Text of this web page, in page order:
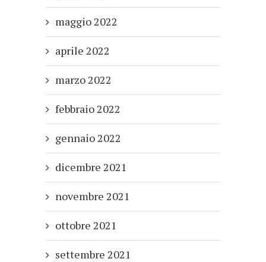
maggio 2022
aprile 2022
marzo 2022
febbraio 2022
gennaio 2022
dicembre 2021
novembre 2021
ottobre 2021
settembre 2021